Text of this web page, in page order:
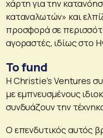
χάρτη για την
καταναλωτών» και
προσφορά σε
αγοραστές, ιδίως στο
Το fund
Η Christie’s Ventures
με εμπνευσμένους
συνδυάζουν την
Ο επενδυτικός αυτός